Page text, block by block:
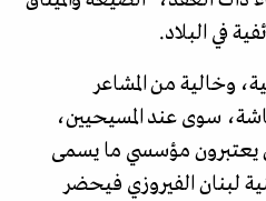
في البلاد.
وخالية من المشاعر
سوى عند المسيحيين،
يعتبرون مؤسسي ما يسمى
لبنان الفيروزي فيحضر